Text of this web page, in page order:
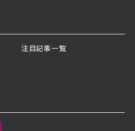
注目記事一覧